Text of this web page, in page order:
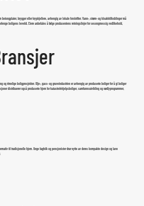
betongplater, brygger eller krypkjellere, avhengig av lokale forskrifter. Vann-, strøm- og kloakktilkoblinger må
boligens levetid. Eiere anbefales å følge produsentens retningslinjer for sesongmessig vedlikehold,
og rimelige boligprosjekter. Olje-, gass- og gruveindustrien er avhengig av produserte boliger for å gi boliger
distribuerer også produserte hjem for katastrofehjelpsboliger, samfunnsutvikling og nødlyprogrammer,
til tradisjonelle hjem. Unge fagfolk og pensjonister drar nytte av deres kompakte design og lave